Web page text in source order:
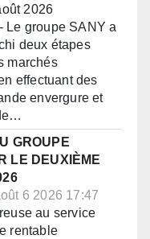
2026
Le groupe SANY a
deux étapes
marchés
effectuant des
envergure et
GROUPE
LE DEUXIÈME
6 2026 17:47
au service
rentable